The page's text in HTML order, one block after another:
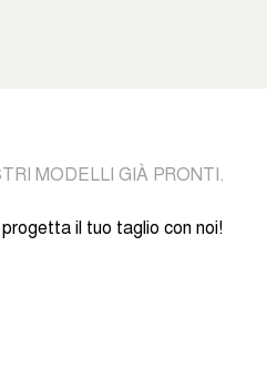
MODELLI GIÀ PRONTI.
il tuo taglio con noi!